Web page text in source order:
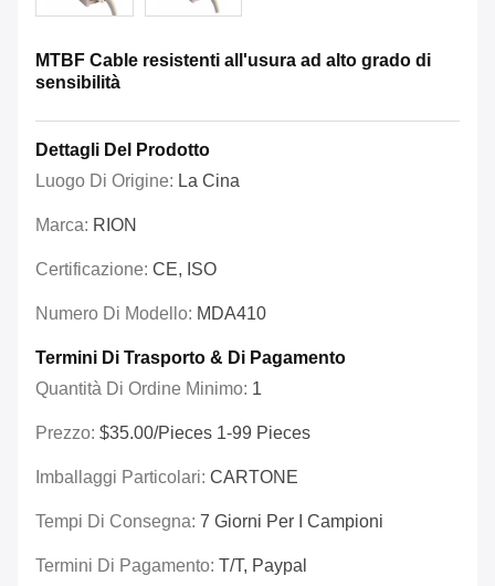
MTBF Cable resistenti all'usura ad alto grado di
sensibilità
Dettagli Del Prodotto
Luogo Di Origine: La Cina
Marca: RION
Certificazione: CE, ISO
Numero Di Modello: MDA410
Termini Di Trasporto & Di Pagamento
Quantità Di Ordine Minimo: 1
Prezzo: $35.00/Pieces 1-99 Pieces
Imballaggi Particolari: CARTONE
Tempi Di Consegna: 7 Giorni Per I Campioni
Termini Di Pagamento: T/T, Paypal